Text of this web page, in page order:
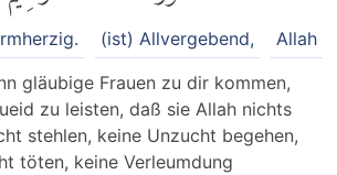
Allah
(ist) Allvergebend,
gläubige Frauen zu dir kommen,
zu leisten, daß sie Allah nichts
stehlen, keine Unzucht begehen,
töten, keine Verleumdung